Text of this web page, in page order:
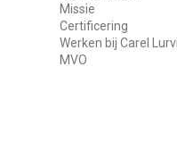
Missie
Certificering
Werken bij Carel
MVO